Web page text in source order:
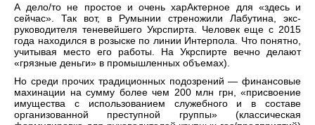
А дело/то не простое и очень харАктерное для «здесь и
сейчас». Так вот, в Румынии стреножили Лабутина, экс-
руководителя теневейшего Укрспирта. Человек еще с 2015
года находился в розыске по линии Интерпола. Что понятно,
учитывая место его работы. На Укрспирте вечно делают
«грязные деньги» в промышленных объемах).
Но среди прочих традиционных подозрений — финансовые
махинации на сумму более чем 200 млн грн, «присвоение
имущества с использованием служебного и в составе
организованной преступной группы» (классическая